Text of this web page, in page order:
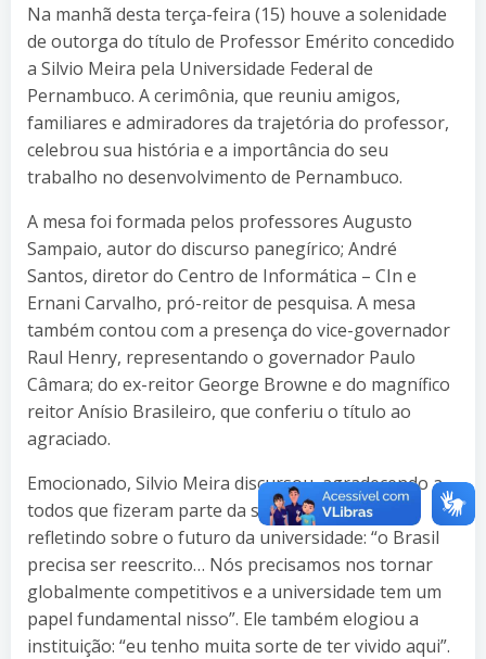
Na manhã desta terça-feira (15) houve a solenidade
de outorga do título de Professor Emérito concedido
a Silvio Meira pela Universidade Federal de
Pernambuco. A cerimônia, que reuniu amigos,
familiares e admiradores da trajetória do professor,
celebrou sua história e a importância do seu
trabalho no desenvolvimento de Pernambuco.
A mesa foi formada pelos professores Augusto
Sampaio, autor do discurso panegírico; André
Santos, diretor do Centro de Informática – CIn e
Ernani Carvalho, pró-reitor de pesquisa. A mesa
também contou com a presença do vice-governador
Raul Henry, representando o governador Paulo
Câmara; do ex-reitor George Browne e do magnífico
reitor Anísio Brasileiro, que conferiu o título ao
agraciado.
Emocionado, Silvio Meira discursou, agradecendo a
todos que fizeram parte da sua conquista e
refletindo sobre o futuro da universidade: “o Brasil
precisa ser reescrito… Nós precisamos nos tornar
globalmente competitivos e a universidade tem um
papel fundamental nisso”. Ele também elogiou a
instituição: “eu tenho muita sorte de ter vivido aqui”.